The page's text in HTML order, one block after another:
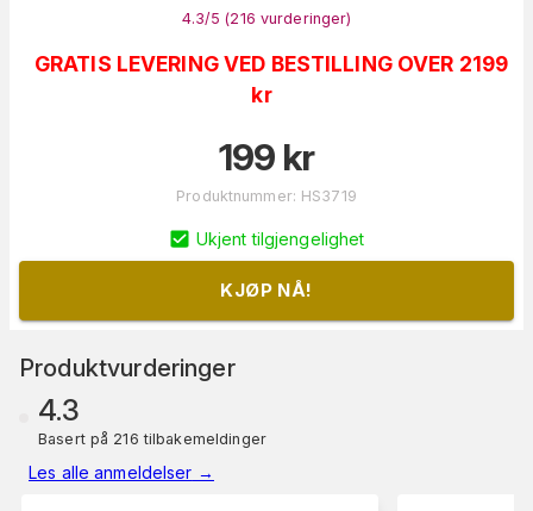
4.3/5 (216 vurderinger)
GRATIS LEVERING VED BESTILLING OVER 2199
kr
199 kr
Produktnummer: HS3719
Ukjent tilgjengelighet
KJØP NÅ!
Produktvurderinger
4.3
Basert på 216 tilbakemeldinger
Les alle anmeldelser →